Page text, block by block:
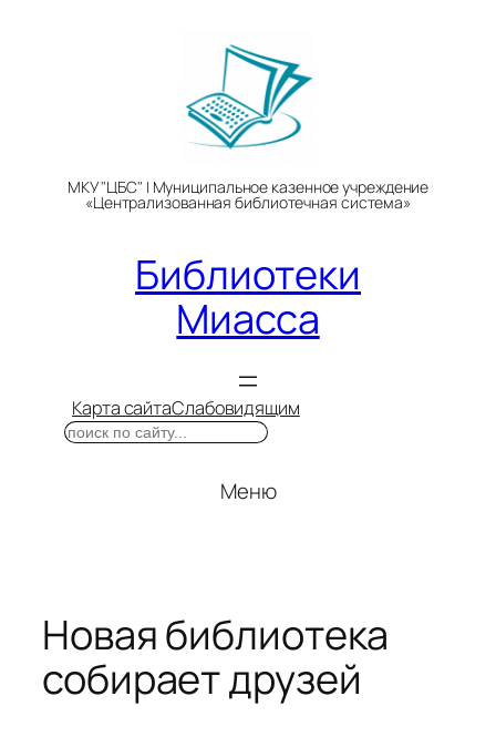
МКУ "ЦБС" | Муниципальное казенное учреждение
«Централизованная библиотечная система»
Библиотеки
Миасса
Карта сайтаСлабовидящим
Поиск
Меню
Новая библиотека
собирает друзей